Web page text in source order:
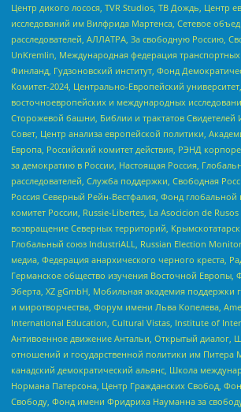
Центр дикого лосося, TVR Studios, ТВ Дождь, Центр
исследований им Вилфрида Мартенса, Сетевое
расследователей, АЛЛАТРА, За свободную Россию,
UnKremlin, Международная федерация
Финланд, Гудзоновский институт, Фонд
Комитет-2024, Центрально-Европейский
восточноевропейских и международных
Сторожевой башни, Библии и трактатов Свидетелей
Совет, Центр анализа европейской политики,
Европа, Российский комитет действия, РЭНД
за демократию в России, Настоящая Россия,
расследователей, Служба поддержки, Свободная
Россия Северный Рейн-Вестфалия, Фонд
комитет России, Russie-Libertes, La Asocicion de
возвращение Северных территорий,
Глобальный союз IndustriALL, Russian Election
медиа, Федерация анархического черного креста,
Германское общество изучения Восточной
Эберта, XZ gGmbH, Мобильная академия поддержки
и миротворчества, Форум имени Льва Копелева,
International Education, Cultural Vistas, Institute of
Антивоенное движение Антальи, Открытый диалог,
отношений и государственной политики им Питера
канадский демократический альянс, Школа
Нормана Патерсона, Центр Гражданских Свобод,
Свободу, Фонд имени Фридриха Науманна за